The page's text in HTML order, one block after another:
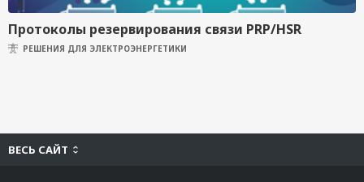
Протоколы резервирования связи PRP/HSR
РЕШЕНИЯ ДЛЯ ЭЛЕКТРОЭНЕРГЕТИКИ
ВЕСЬ САЙТ